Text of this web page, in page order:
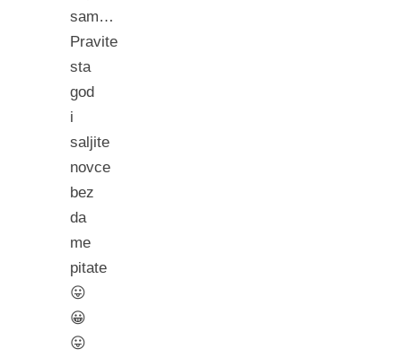
sam…
Pravite
sta
god
i
saljite
novce
bez
da
me
pitate
😛
😀
😛